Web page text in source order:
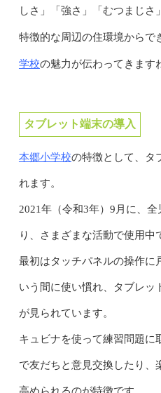
しさ」「強さ」「むつまじさ
特徴的な周辺の住環境からで
学校の魅力が伝わってきます
タブレット端末の導入
本郷小学校の特徴として、タ
れます。
2021年（令和3年）9月に、
り、さまざまな活動で使用中
最初はタッチパネルの操作に
いう間に使い慣れ、タブレッ
が見られています。
キュビナを使って練習問題に
で友だちと意見交換したり、